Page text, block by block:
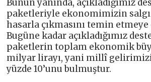
Bunun yanında, açıkladığımız
paketleriyle ekonomimizin
hasarla çıkmasını temin etmeye
Bugüne kadar açıkladığımız
paketlerin toplam ekonomik
milyar lirayı, yani millî
yüzde 10’unu bulmuştur.